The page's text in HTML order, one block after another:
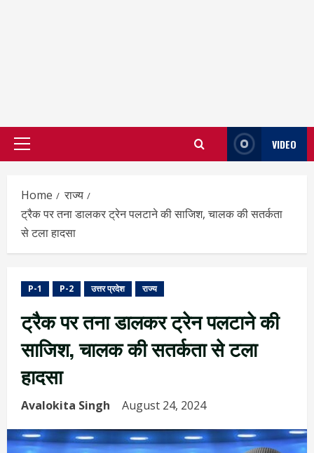
Primary
VIDEO
Home
राज्य
ट्रैक पर तना डालकर ट्रेन पलटाने की साजिश, चालक की सतर्कता
से टला हादसा
P-1 P-2 उत्तर प्रदेश राज्य
ट्रैक पर तना डालकर ट्रेन पलटाने की
साजिश, चालक की सतर्कता से टला
हादसा
Avalokita Singh August 24, 2024